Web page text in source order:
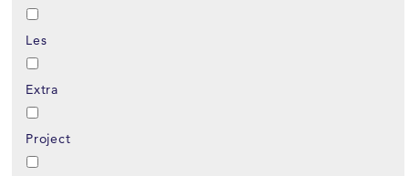
Les
Extra
Project